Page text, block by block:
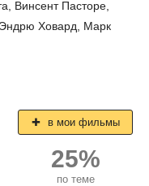
Винсент Пасторе
Эндрю Ховард
Марк
в мои фильмы
25%
по теме